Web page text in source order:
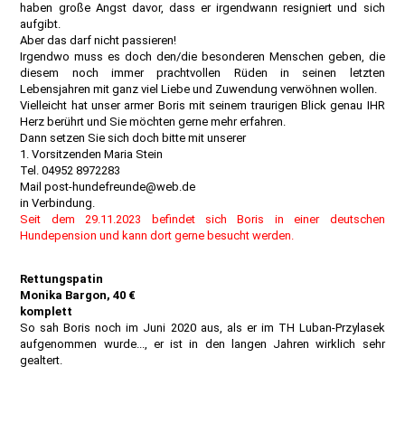
haben große Angst davor, dass er irgendwann resigniert und sich
aufgibt.
Aber das darf nicht passieren!
Irgendwo muss es doch den/die besonderen Menschen geben, die
diesem noch immer prachtvollen Rüden in seinen letzten
Lebensjahren mit ganz viel Liebe und Zuwendung verwöhnen wollen.
Vielleicht hat unser armer Boris mit seinem traurigen Blick genau IHR
Herz berührt und Sie möchten gerne mehr erfahren.
Dann setzen Sie sich doch bitte mit unserer
1. Vorsitzenden Maria Stein
Tel. 04952 8972283
Mail post-hundefreunde@web.de
in Verbindung.
Seit dem 29.11.2023 befindet sich Boris in einer deutschen
Hundepension und kann dort gerne besucht werden.
Rettungspatin
Monika Bargon, 40 €
komplett
So sah Boris noch im Juni 2020 aus, als er im TH Luban-Przylasek
aufgenommen wurde..., er ist in den langen Jahren wirklich sehr
gealtert.